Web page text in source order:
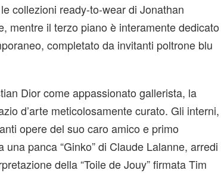
collezioni ready-to-wear di Jonathan
mentre il terzo piano è interamente dedicato
completato da invitanti poltrone blu
Dior come appassionato gallerista, la
d’arte meticolosamente curato. Gli interni,
opere del suo caro amico e primo
panca “Ginko” di Claude Lalanne, arredi
della “Toile de Jouy” firmata Tim